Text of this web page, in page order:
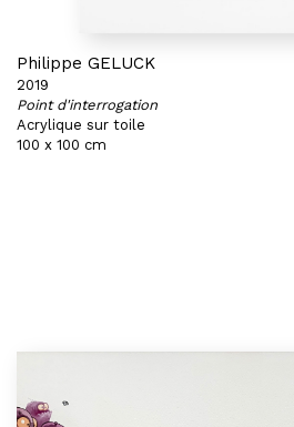
Philippe GELUCK
2019
Point d'interrogation
Acrylique sur toile
100 x 100 cm